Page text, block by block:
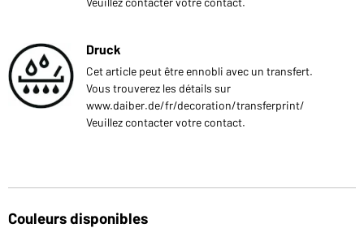
Druck
Cet article peut être ennobli avec un transfert.
Vous trouverez les détails sur
www.daiber.de/fr/decoration/transferprint/
Veuillez contacter votre contact.
Couleurs disponibles